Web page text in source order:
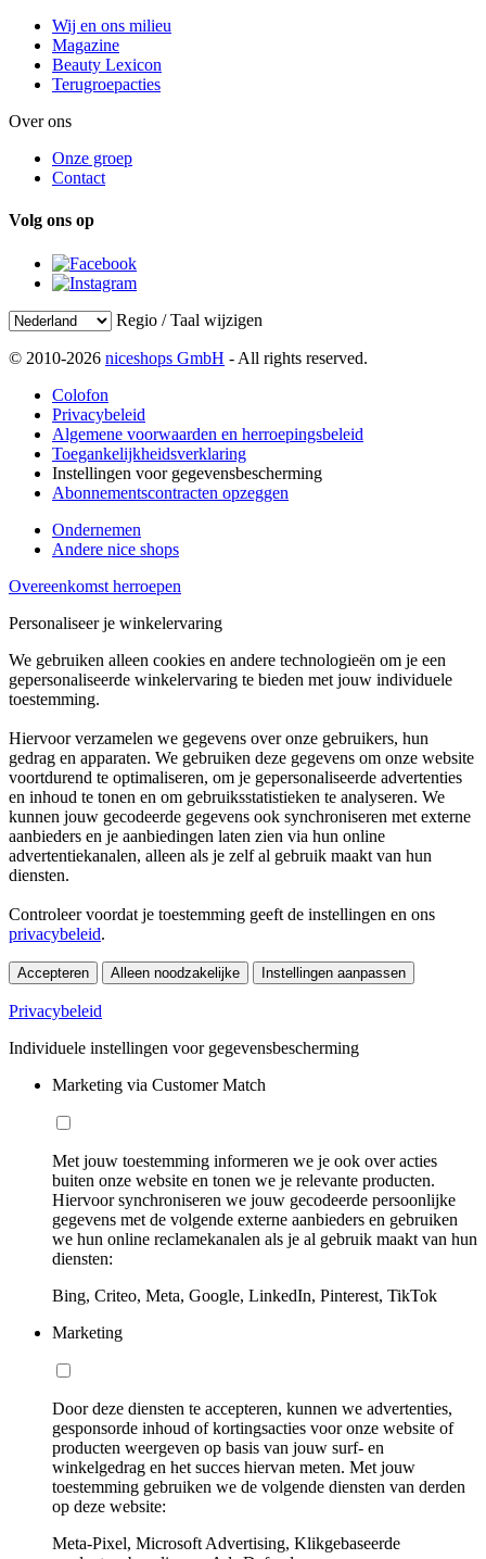
Wij en ons milieu
Magazine
Beauty Lexicon
Terugroepacties
Over ons
Onze groep
Contact
Volg ons op
Regio / Taal wijzigen
© 2010-2026 niceshops GmbH - All rights reserved.
Colofon
Privacybeleid
Algemene voorwaarden en herroepingsbeleid
Toegankelijkheidsverklaring
Instellingen voor gegevensbescherming
Abonnementscontracten opzeggen
Ondernemen
Andere nice shops
Overeenkomst herroepen
Personaliseer je winkelervaring
We gebruiken alleen cookies en andere technologieën om je een
gepersonaliseerde winkelervaring te bieden met jouw individuele
toestemming.
Hiervoor verzamelen we gegevens over onze gebruikers, hun
gedrag en apparaten. We gebruiken deze gegevens om onze website
voortdurend te optimaliseren, om je gepersonaliseerde advertenties
en inhoud te tonen en om gebruiksstatistieken te analyseren. We
kunnen jouw gecodeerde gegevens ook synchroniseren met externe
aanbieders en je aanbiedingen laten zien via hun online
advertentiekanalen, alleen als je zelf al gebruik maakt van hun
diensten.
Controleer voordat je toestemming geeft de instellingen en ons
privacybeleid.
Accepteren Alleen noodzakelijke Instellingen aanpassen
Privacybeleid
Individuele instellingen voor gegevensbescherming
Marketing via Customer Match
Met jouw toestemming informeren we je ook over acties
buiten onze website en tonen we je relevante producten.
Hiervoor synchroniseren we jouw gecodeerde persoonlijke
gegevens met de volgende externe aanbieders en gebruiken
we hun online reclamekanalen als je al gebruik maakt van hun
diensten:
Bing, Criteo, Meta, Google, LinkedIn, Pinterest, TikTok
Marketing
Door deze diensten te accepteren, kunnen we advertenties,
gesponsorde inhoud of kortingsacties voor onze website of
producten weergeven op basis van jouw surf- en
winkelgedrag en het succes hiervan meten. Met jouw
toestemming gebruiken we de volgende diensten van derden
op deze website:
Meta-Pixel, Microsoft Advertising, Klikgebaseerde